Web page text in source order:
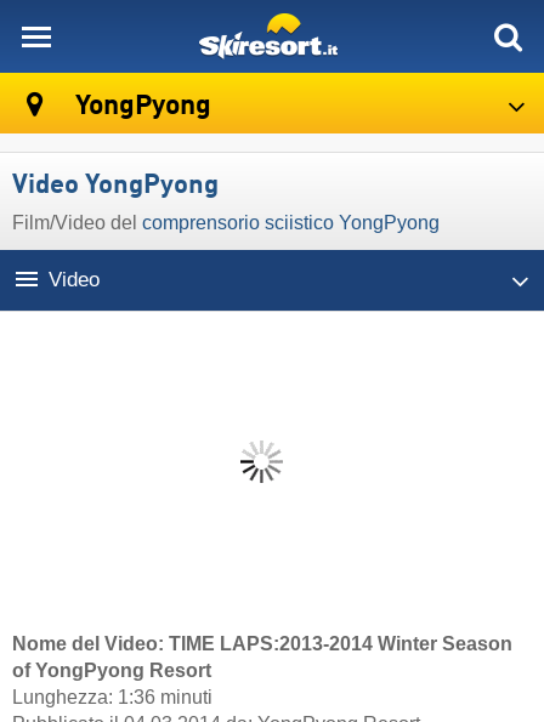
YongPyong
Video YongPyong
Film/Video del comprensorio sciistico YongPyong
Video
Nome del Video: TIME LAPS:2013-2014 Winter Season
of YongPyong Resort
Lunghezza: 1:36 minuti